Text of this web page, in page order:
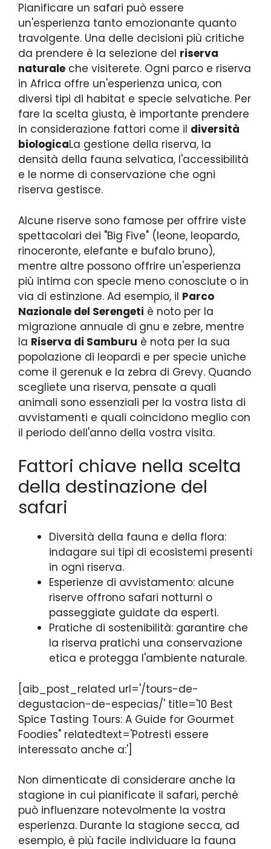
Pianificare un safari può essere
un'esperienza tanto emozionante quanto
travolgente. Una delle decisioni più critiche
da prendere è la selezione del riserva
naturale che visiterete. Ogni parco e riserva
in Africa offre un'esperienza unica, con
diversi tipi di habitat e specie selvatiche. Per
fare la scelta giusta, è importante prendere
in considerazione fattori come il diversità
biologicaLa gestione della riserva, la
densità della fauna selvatica, l'accessibilità
e le norme di conservazione che ogni
riserva gestisce.
Alcune riserve sono famose per offrire viste
spettacolari dei "Big Five" (leone, leopardo,
rinoceronte, elefante e bufalo bruno),
mentre altre possono offrire un'esperienza
più intima con specie meno conosciute o in
via di estinzione. Ad esempio, il Parco
Nazionale del Serengeti è noto per la
migrazione annuale di gnu e zebre, mentre
la Riserva di Samburu è nota per la sua
popolazione di leopardi e per specie uniche
come il gerenuk e la zebra di Grevy. Quando
scegliete una riserva, pensate a quali
animali sono essenziali per la vostra lista di
avvistamenti e quali coincidono meglio con
il periodo dell'anno della vostra visita.
Fattori chiave nella scelta
della destinazione del
safari
Diversità della fauna e della flora:
indagare sui tipi di ecosistemi presenti
in ogni riserva.
Esperienze di avvistamento: alcune
riserve offrono safari notturni o
passeggiate guidate da esperti.
Pratiche di sostenibilità: garantire che
la riserva pratichi una conservazione
etica e protegga l'ambiente naturale.
[aib_post_related url='/tours-de-
degustacion-de-especias/' title='10 Best
Spice Tasting Tours: A Guide for Gourmet
Foodies" relatedtext='Potresti essere
interessato anche a:']
Non dimenticate di considerare anche la
stagione in cui pianificate il safari, perché
può influenzare notevolmente la vostra
esperienza. Durante la stagione secca, ad
esempio, è più facile individuare la fauna